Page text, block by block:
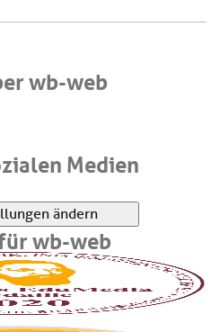
wb-web
Medien
ändern
wb-web